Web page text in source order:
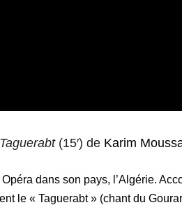
(15′) de Karim
dans son pays, l’Algérie.
le « Taguerabt » (chant du